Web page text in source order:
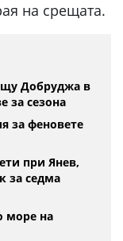
на срещата.
Добруджа в
за сезона
за феновете
при Янев,
за седма
море на